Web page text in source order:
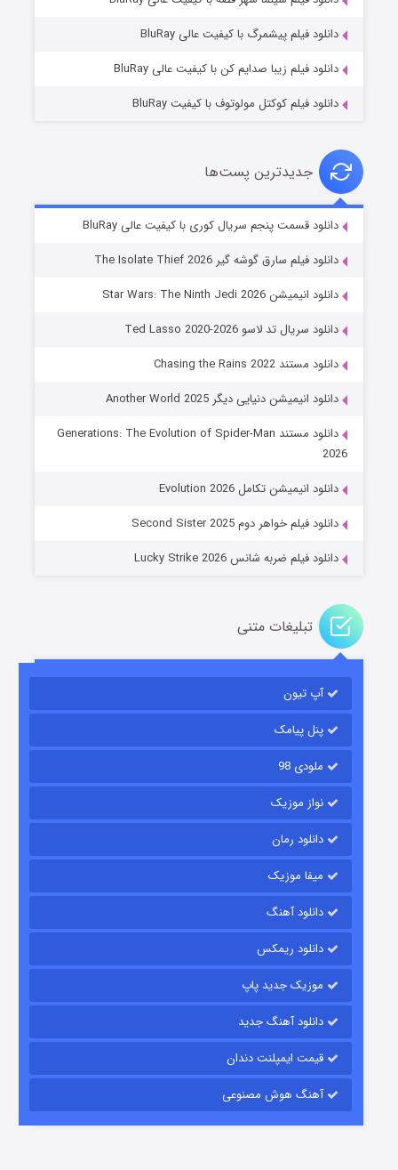
خاندان اژدها فصل ۳
قسمت
۶ (زیرنویس)
باب اسفنجی فصل ۱۷
قسمت۶ (زیرنویس) منتشر شد
قسمت۱۵ (دوبله) منتشر شد
دانلود فیلم پیشمرگ با کیفیت عالی BluRay
دانلود فیلم زیبا صدایم کن با کیفیت عالی BluRay
دانلود فیلم کوکتل مولوتوف با کیفیت BluRay
جدیدترین پست‌ها
دانلود قسمت پنجم سریال کوری با کیفیت عالی BluRay
دانلود فیلم سارق گوشه گیر The Isolate Thief 2026
دانلود انیمیشن Star Wars: The Ninth Jedi 2026
دانلود سریال تد لاسو Ted Lasso 2020-2026
دانلود مستند Chasing the Rains 2022
دانلود انیمیشن دنیایی دیگر Another World 2025
دانلود مستند Generations: The Evolution of Spider-Man
2026
دانلود انیمیشن تکامل Evolution 2026
دانلود فیلم خواهر دوم Second Sister 2025
دانلود فیلم ضربه شانس Lucky Strike 2026
تبلیغات متنی
آپ تیون
پنل پیامک
ملودی 98
نواز موزیک
دانلود رمان
میفا موزیک
دانلود آهنگ
دانلود ریمکس
موزیک جدید پاپ
دانلود آهنگ جدید
قیمت ایمپلنت دندان
آهنگ هوش مصنوعی